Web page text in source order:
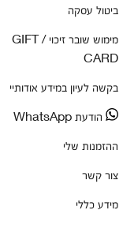
ביטול עסקה
מימוש שובר זיכוי / GIFT
CARD
בקשה לעיון במידע אודותיי
הודעת WhatsApp
ההזמנות שלי
צור קשר
מידע כללי